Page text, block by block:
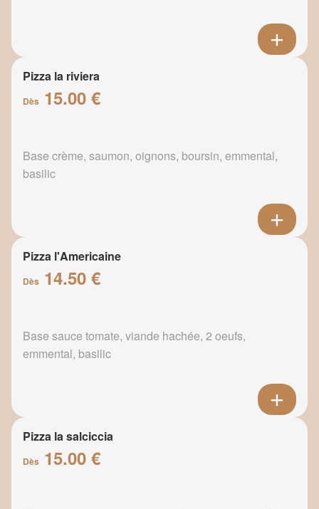
Pizza la riviera
Dès 15.00 €
Base crème, saumon, oignons, boursin, emmental,
basilic
Pizza l'Americaine
Dès 14.50 €
Base sauce tomate, viande hachée, 2 oeufs,
emmental, basilic
Pizza la salciccia
Dès 15.00 €